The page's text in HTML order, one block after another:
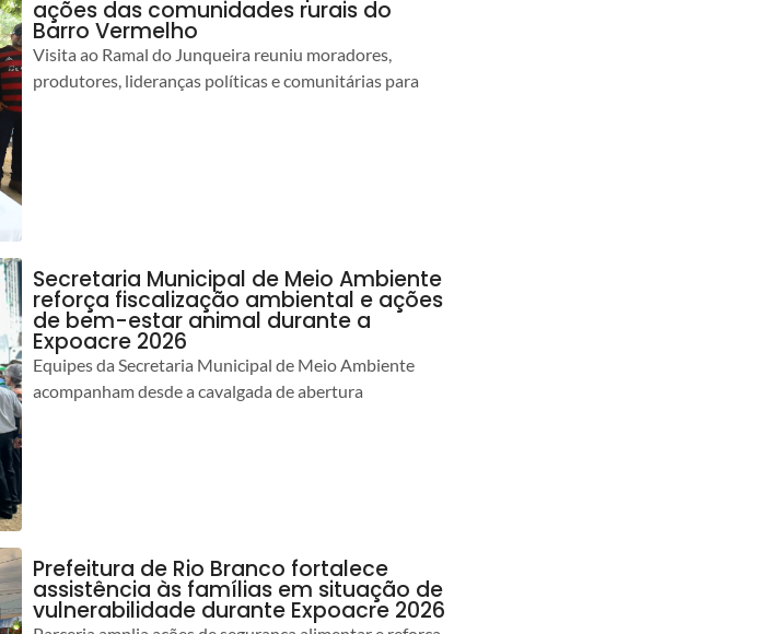
ações das comunidades rurais do
Barro Vermelho
Visita ao Ramal do Junqueira reuniu moradores,
produtores, lideranças políticas e comunitárias para
Secretaria Municipal de Meio Ambiente
reforça fiscalização ambiental e ações
de bem-estar animal durante a
Expoacre 2026
Equipes da Secretaria Municipal de Meio Ambiente
acompanham desde a cavalgada de abertura
Prefeitura de Rio Branco fortalece
assistência às famílias em situação de
vulnerabilidade durante Expoacre 2026